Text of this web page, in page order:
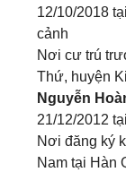
12/10/2018
cảnh
Nơi cư trú
Thứ, huyện
Nguyễn
21/12/
Nơi đăng ký
Nam tại Hàn